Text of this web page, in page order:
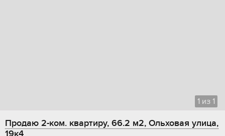
1 из 1
Продаю 2-ком. квартиру, 66.2 м2, Ольховая улица,
19к4